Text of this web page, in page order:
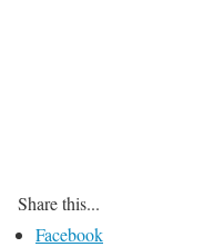
Share this...
Facebook